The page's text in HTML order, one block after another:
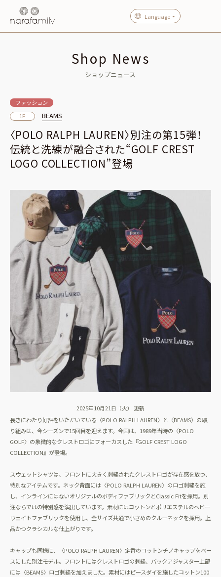
Language
Shop News
ショップニュース
ファッション
1F
BEAMS
〈POLO RALPH LAUREN〉別注の第15弾！
伝統と洗練が融合された“GOLF CREST
LOGO COLLECTION”登場
2025年10月21日（火） 更新
長きにわたり好評をいただいている〈POLO RALPH LAUREN〉と〈BEAMS〉の取
り組みは、今シーズンで15回目を迎えます。今回は、1989年当時の〈POLO
GOLF〉の象徴的なクレストロゴにフォーカスした『GOLF CREST LOGO
COLLECTION』が登場。
スウェットシャツは、フロントに大きく刺繍されたクレストロゴが存在感を放つ、
特別なアイテムです。ネック背面には〈POLO RALPH LAUREN〉のロゴ刺繍を施
し、インラインにはないオリジナルのボディファブリックとClassic Fitを採用。別
注ならではの特別感を演出しています。素材にはコットンとポリエステルのヘビー
ウェイトファブリックを使用し、全サイズ共通で小さめのクルーネックを採用。上
品かつクラシカルな仕上がりです。
キャップも同様に、〈POLO RALPH LAUREN〉定番のコットンチノキャップをベー
スにした別注モデル。フロントにはクレストロゴの刺繍、バックアジャスター上部
には〈BEAMS〉ロゴ刺繍を加えました。素材にはピースダイを施したコットン100